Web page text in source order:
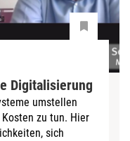
Digitalisierung
umstellen
zu tun. Hier
sich